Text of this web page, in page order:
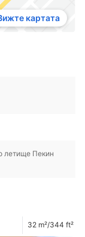
картата
летище Пекин
32 m²/344 ft²